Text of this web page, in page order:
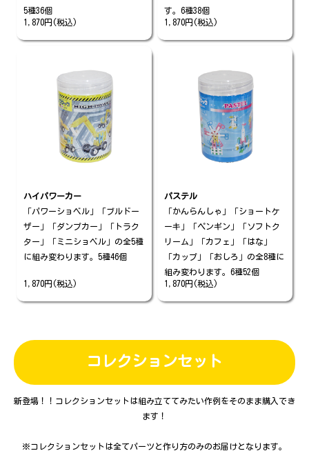
5種36個
1,870円(税込)
す。6種38個
1,870円(税込)
ハイパワーカー
「パワーショベル」「ブルドー
ザー」「ダンプカー」「トラク
ター」「ミニショベル」の全5種
に組み変わります。5種46個
1,870円(税込)
パステル
「かんらんしゃ」「ショートケ
ーキ」「ペンギン」「ソフトク
リーム」「カフェ」「はな」
「カップ」「おしろ」の全8種に
組み変わります。6種52個
1,870円(税込)
コレクションセット
新登場！！コレクションセットは組み立ててみたい作例をそのまま購入でき
ます！
※コレクションセットは全てパーツと作り方のみのお届けとなります。